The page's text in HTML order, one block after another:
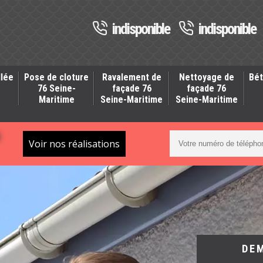
indisponible indisponible
Pose de cloture
76 Seine-
Maritime
Ravalement de
façade 76
Seine-Maritime
Nettoyage de
façade 76
Seine-Maritime
Voir nos réalisations